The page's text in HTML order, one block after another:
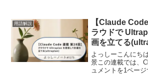
ェストに変換され
用語解説
【Claude
ラウドで
画を立てる
よっしーこんにち
景この連載では、
ュメントを1ページ